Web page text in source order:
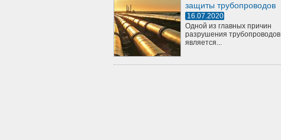
защиты трубопроводов
16.07.2020
Одной из главных причин
разрушения трубопроводов
является...